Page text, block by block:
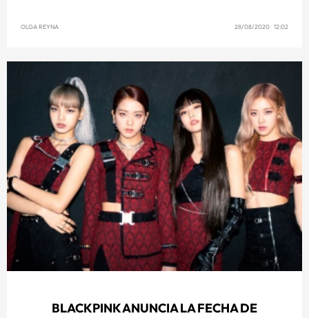
OLGA REYNA 28/08/2020 12:02
BLACKPINK ANUNCIA LA FECHA DE